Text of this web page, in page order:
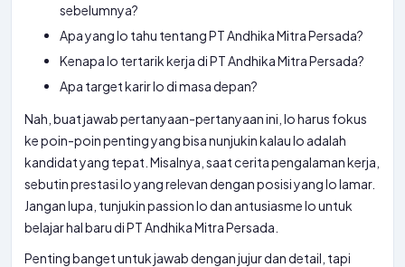
sebelumnya?
Apa yang lo tahu tentang PT Andhika Mitra Persada?
Kenapa lo tertarik kerja di PT Andhika Mitra Persada?
Apa target karir lo di masa depan?
Nah, buat jawab pertanyaan-pertanyaan ini, lo harus fokus
ke poin-poin penting yang bisa nunjukin kalau lo adalah
kandidat yang tepat. Misalnya, saat cerita pengalaman kerja,
sebutin prestasi lo yang relevan dengan posisi yang lo lamar.
Jangan lupa, tunjukin passion lo dan antusiasme lo untuk
belajar hal baru di PT Andhika Mitra Persada.
Penting banget untuk jawab dengan jujur dan detail, tapi